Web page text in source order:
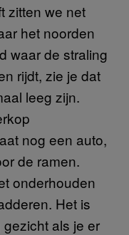
zitten we net
het noorden
waar de straling
rijdt, zie je dat
leeg zijn.
nog een auto,
de ramen.
onderhouden
Het is
als je er